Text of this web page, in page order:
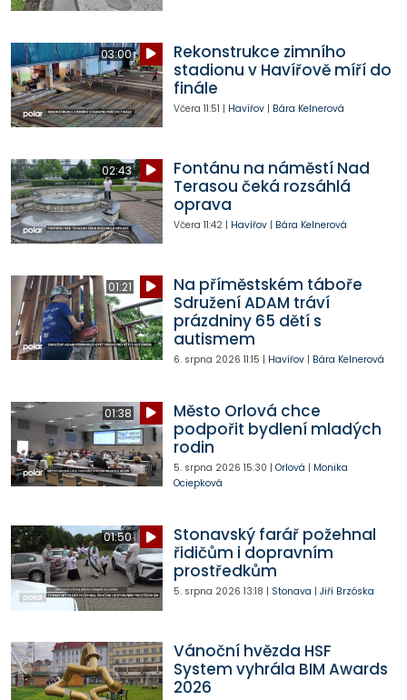
03:00
Rekonstrukce zimního
stadionu v Havířově míří do
finále
Včera 11:51 | Havířov| Bára Kelnerová
02:43
Fontánu na náměstí Nad
Terasou čeká rozsáhlá
oprava
Včera 11:42| Havířov| Bára Kelnerová
01:21
Na příměstském táboře
Sdružení ADAM tráví
prázdniny 65 dětí s
autismem
6. srpna 2026 11:15 | Havířov| Bára Kelnerová
01:38
Město Orlová chce
podpořit bydlení mladých
rodin
5. srpna 2026 15:30 | Orlová | Monika
Ociepková
01:50
Stonavský farář požehnal
řidičům i dopravním
prostředkům
5. srpna 2026 13:18 | Stonava | Jiří Brzóska
Vánoční hvězda HSF
System vyhrála BIM Awards
2026